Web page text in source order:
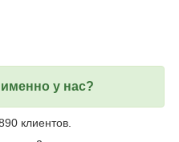
у нас?
клиентов.